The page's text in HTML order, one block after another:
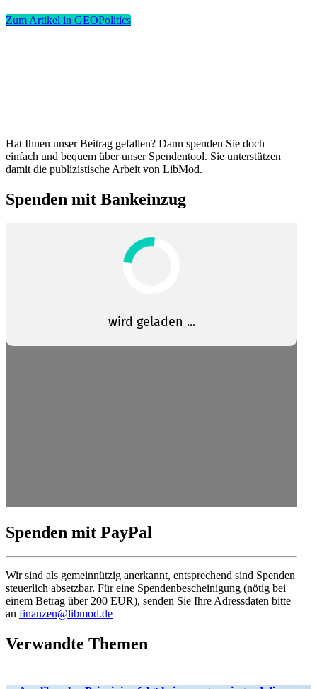
Zum Artikel in GEOPolitics
Hat Ihnen unser Beitrag gefallen? Dann spenden Sie doch
einfach und bequem über unser Spendentool. Sie unter­stützen
damit die publi­zis­tische Arbeit von LibMod.
Spenden mit Bankeinzug
Spenden mit PayPal
Wir sind als gemein­nützig anerkannt, entspre­chend sind Spenden
steuerlich absetzbar. Für eine Spenden­be­schei­nigung (nötig bei
einem Betrag über 200 EUR), senden Sie Ihre Adress­daten bitte
an finanzen@libmod.de
Verwandte Themen